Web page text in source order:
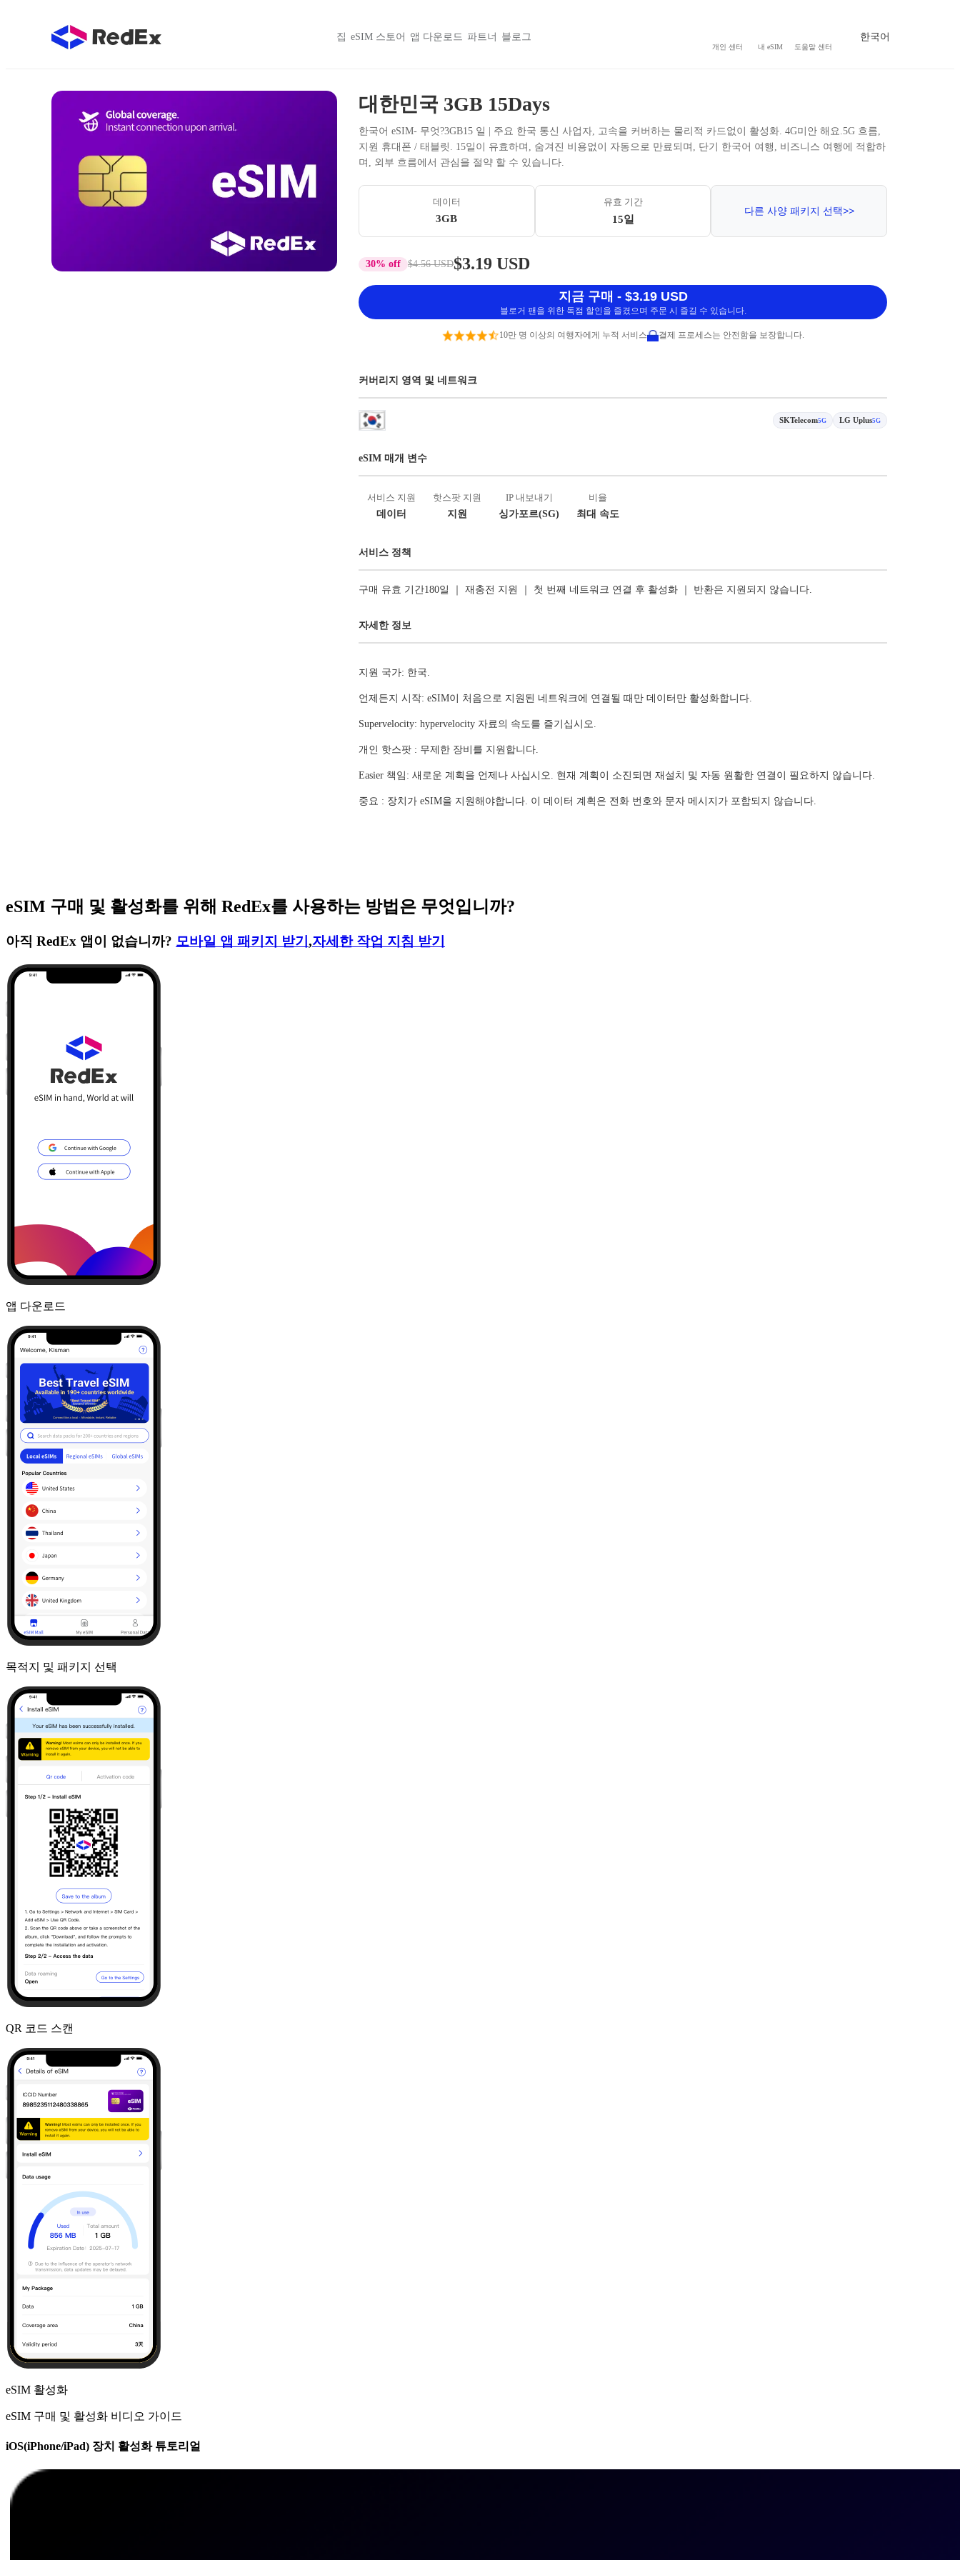
집 eSIM 스토어 앱 다운로드 파트너 블로그
개인 센터 내 eSIM 도움말 센터
한국어
대한민국 3GB 15Days
한국어 eSIM- 무엇?3GB15 일 | 주요 한국 통신 사업자, 고속을 커버하는 물리적 카드없이 활성화. 4G미안 해요.5G 흐름,
지원 휴대폰 / 태블릿. 15일이 유효하며, 숨겨진 비용없이 자동으로 만료되며, 단기 한국어 여행, 비즈니스 여행에 적합하
며, 외부 흐름에서 관심을 절약 할 수 있습니다.
데이터
3GB
유효 기간
15일
다른 사양 패키지 선택>>
30% off $4.56 USD$3.19 USD
지금 구매 - $3.19 USD
블로거 팬을 위한 독점 할인을 즐겼으며 주문 시 즐길 수 있습니다.
10만 명 이상의 여행자에게 누적 서비스 결제 프로세스는 안전함을 보장합니다.
커버리지 영역 및 네트워크
SKTelecom5G LG Uplus5G
eSIM 매개 변수
서비스 지원
데이터
핫스팟 지원
지원
IP 내보내기
싱가포르(SG)
비율
최대 속도
서비스 정책
구매 유효 기간180일 ｜ 재충전 지원 ｜ 첫 번째 네트워크 연결 후 활성화 ｜ 반환은 지원되지 않습니다.
자세한 정보
지원 국가: 한국.
언제든지 시작: eSIM이 처음으로 지원된 네트워크에 연결될 때만 데이터만 활성화합니다.
Supervelocity: hypervelocity 자료의 속도를 즐기십시오.
개인 핫스팟 : 무제한 장비를 지원합니다.
Easier 책임: 새로운 계획을 언제나 사십시오. 현재 계획이 소진되면 재설치 및 자동 원활한 연결이 필요하지 않습니다.
중요 : 장치가 eSIM을 지원해야합니다. 이 데이터 계획은 전화 번호와 문자 메시지가 포함되지 않습니다.
eSIM 구매 및 활성화를 위해 RedEx를 사용하는 방법은 무엇입니까?
아직 RedEx 앱이 없습니까? 모바일 앱 패키지 받기 ,자세한 작업 지침 받기
앱 다운로드
목적지 및 패키지 선택
QR 코드 스캔
eSIM 활성화
eSIM 구매 및 활성화 비디오 가이드
iOS(iPhone/iPad) 장치 활성화 튜토리얼